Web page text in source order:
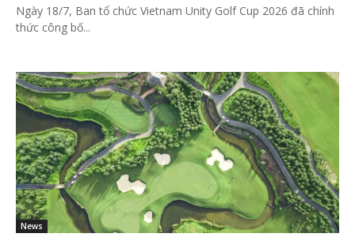
Ngày 18/7, Ban tổ chức Vietnam Unity Golf Cup 2026 đã chính
thức công bố...
News